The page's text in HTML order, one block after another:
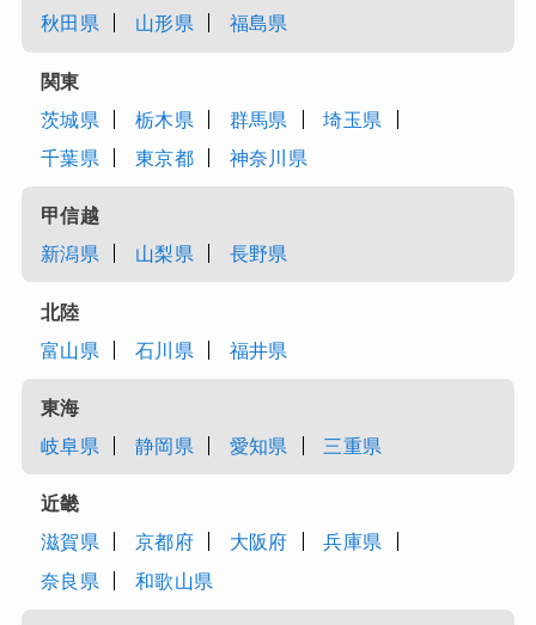
秋田県
山形県 福島県
関東
茨城県
栃木県 群馬県
埼玉県
千葉県
東京都 神奈川県
甲信越
新潟県
山梨県 長野県
北陸
富山県
石川県 福井県
東海
岐阜県
静岡県 愛知県 三重県
近畿
滋賀県
京都府 大阪府
兵庫県
奈良県
和歌山県